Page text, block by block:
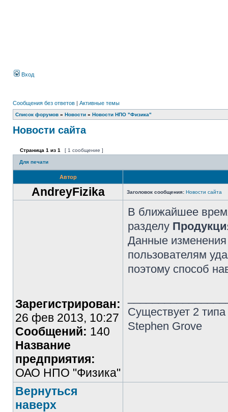
Вход
Сообщения без ответов | Активные темы
Список форумов » Новости » Новости НПО "Физика"
Новости сайта
Страница 1 из 1 [ 1 сообщение ]
Для печати
Автор
AndreyFizika Заголовок сообщения: Новости сайта
Зарегистрирован:
26 фев 2013, 10:27
Сообщений: 140
Название
предприятия:
ОАО НПО "Физика"
В ближайшее
разделу
Данные
пользователям
поэтому способ
Существует 2
Stephen Grove
Вернуться
наверх